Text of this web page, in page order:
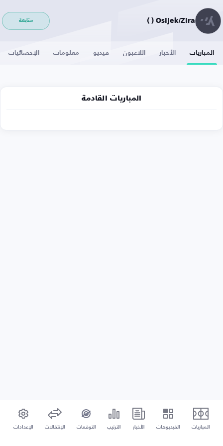
Osijek/Zira ( ) متابعة
المباريات الأخبار اللاعبون فيديو معلومات الإحصائيات
المباريات القادمة
المباريات الفيديوهات الأخبار الترتيب التوقعات الإنتقالات الإعدادات